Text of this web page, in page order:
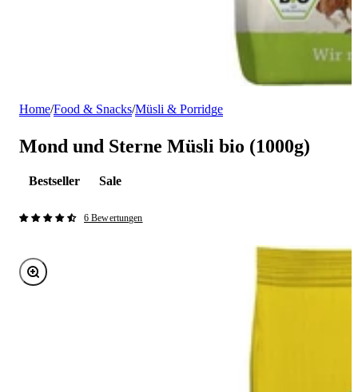
Home/Food & Snacks/Müsli & Porridge
Mond und Sterne Müsli bio (1000g)
Bestseller Sale
6 Bewertungen
Bild vergrößern